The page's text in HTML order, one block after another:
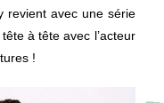
revient avec une série
à tête avec l’acteur
!